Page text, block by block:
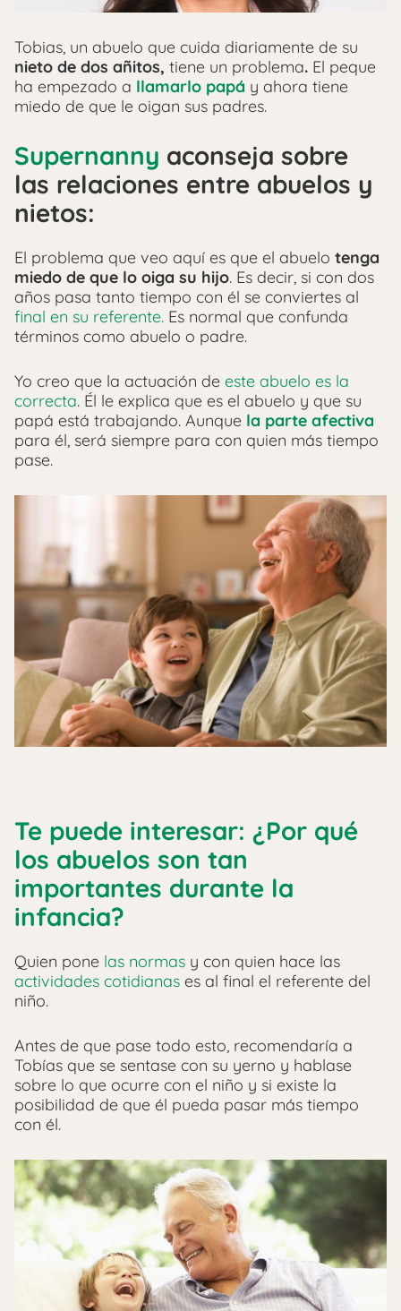
Tobias, un abuelo que cuida diariamente de su
nieto de dos añitos, tiene un problema. El peque
ha empezado a llamarlo papá y ahora tiene
miedo de que le oigan sus padres.
Supernanny aconseja sobre
las relaciones entre abuelos y
nietos:
El problema que veo aquí es que el abuelo tenga
miedo de que lo oiga su hijo. Es decir, si con dos
años pasa tanto tiempo con él se conviertes al
final en su referente. Es normal que confunda
términos como abuelo o padre.
Yo creo que la actuación de este abuelo es la
correcta. Él le explica que es el abuelo y que su
papá está trabajando. Aunque la parte afectiva
para él, será siempre para con quien más tiempo
pase.
Te puede interesar: ¿Por qué
los abuelos son tan
importantes durante la
infancia?
Quien pone las normas y con quien hace las
actividades cotidianas es al final el referente del
niño.
Antes de que pase todo esto, recomendaría a
Tobías que se sentase con su yerno y hablase
sobre lo que ocurre con el niño y si existe la
posibilidad de que él pueda pasar más tiempo
con él.